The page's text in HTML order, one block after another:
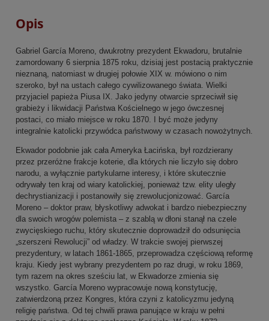
Opis
Gabriel García Moreno, dwukrotny prezydent Ekwadoru, brutalnie
zamordowany 6 sierpnia 1875 roku, dzisiaj jest postacią praktycznie
nieznaną, natomiast w drugiej połowie XIX w. mówiono o nim
szeroko, był na ustach całego cywilizowanego świata. Wielki
przyjaciel papieża Piusa IX. Jako jedyny otwarcie sprzeciwił się
grabieży i likwidacji Państwa Kościelnego w jego ówczesnej
postaci, co miało miejsce w roku 1870. I być może jedyny
integralnie katolicki przywódca państwowy w czasach nowożytnych.
Ekwador podobnie jak cała Ameryka Łacińska, był rozdzierany
przez przeróżne frakcje koterie, dla których nie liczyło się dobro
narodu, a wyłącznie partykularne interesy, i które skutecznie
odrywały ten kraj od wiary katolickiej, ponieważ tzw. elity uległy
dechrystianizacji i postanowiły się zrewolucjonizować. García
Moreno – doktor praw, błyskotliwy adwokat i bardzo niebezpieczny
dla swoich wrogów polemista – z szablą w dłoni stanął na czele
zwycięskiego ruchu, który skutecznie doprowadził do odsunięcia
„szerszeni Rewolucji” od władzy. W trakcie swojej pierwszej
prezydentury, w latach 1861-1865, przeprowadza częściową reformę
kraju. Kiedy jest wybrany prezydentem po raz drugi, w roku 1869,
tym razem na okres sześciu lat, w Ekwadorze zmienia się
wszystko. García Moreno wypracowuje nową konstytucję,
zatwierdzoną przez Kongres, która czyni z katolicyzmu jedyną
religię państwa. Od tej chwili prawa panujące w kraju w pełni